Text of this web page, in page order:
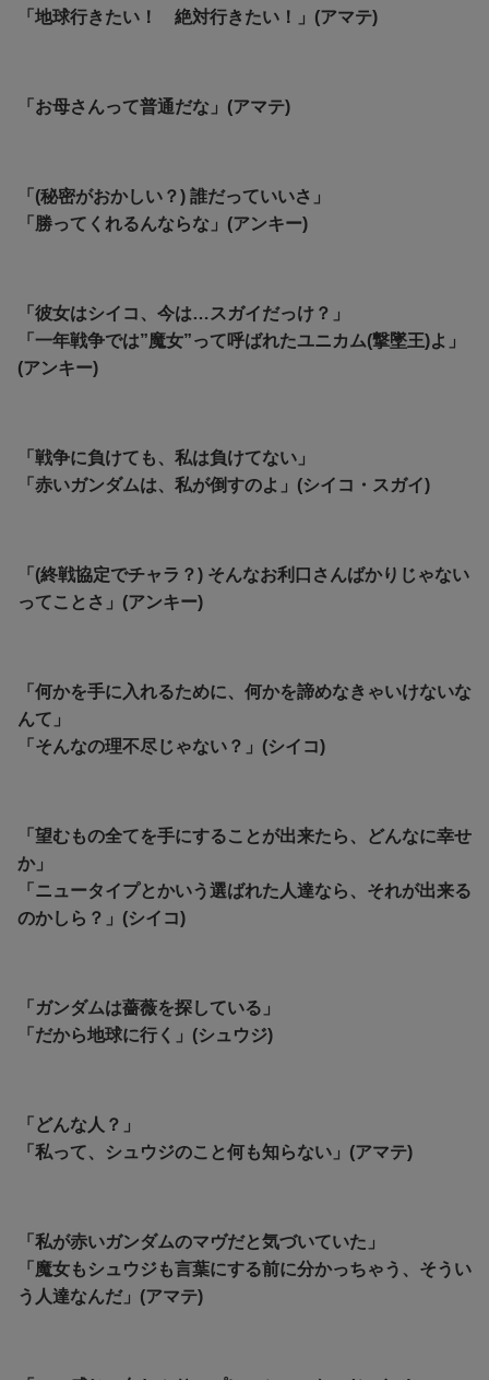
「地球行きたい！ 絶対行きたい！」(アマテ)
「お母さんって普通だな」(アマテ)
「(秘密がおかしい？) 誰だっていいさ」
「勝ってくれるんならな」(アンキー)
「彼女はシイコ、今は…スガイだっけ？」
「一年戦争では”魔女”って呼ばれたユニカム(撃墜王)よ」
(アンキー)
「戦争に負けても、私は負けてない」
「赤いガンダムは、私が倒すのよ」(シイコ・スガイ)
「(終戦協定でチャラ？) そんなお利口さんばかりじゃない
ってことさ」(アンキー)
「何かを手に入れるために、何かを諦めなきゃいけないな
んて」
「そんなの理不尽じゃない？」(シイコ)
「望むもの全てを手にすることが出来たら、どんなに幸せ
か」
「ニュータイプとかいう選ばれた人達なら、それが出来る
のかしら？」(シイコ)
「ガンダムは薔薇を探している」
「だから地球に行く」(シュウジ)
「どんな人？」
「私って、シュウジのこと何も知らない」(アマテ)
「私が赤いガンダムのマヴだと気づいていた」
「魔女もシュウジも言葉にする前に分かっちゃう、そうい
う人達なんだ」(アマテ)